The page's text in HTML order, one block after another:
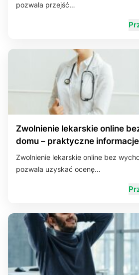
pozwala przejść…
Zwolnienie lekarskie online
domu – praktyczne informacje
Zwolnienie lekarskie online bez
pozwala uzyskać ocenę…